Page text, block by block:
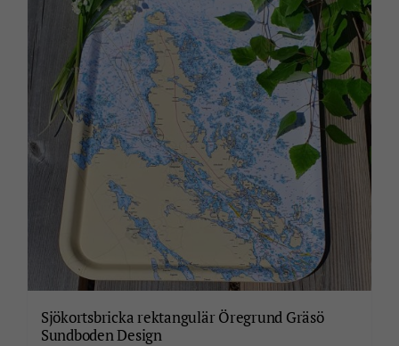
Sjökortsbricka rektangulär Öregrund Gräsö
Sundboden Design